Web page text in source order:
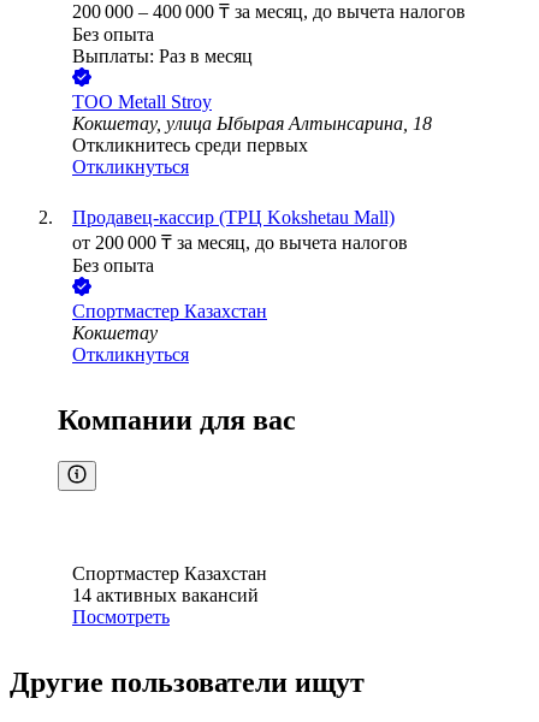
200 000 – 400 000 ₸ за месяц, до вычета налогов
Без опыта
Выплаты: Раз в месяц
ТОО Metall Stroy
Кокшетау, улица Ыбырая Алтынсарина, 18
Откликнитесь среди первых
Откликнуться
Продавец-кассир (ТРЦ Kokshetau Mall)
от 200 000 ₸ за месяц, до вычета налогов
Без опыта
Спортмастер Казахстан
Кокшетау
Откликнуться
Компании для вас
Спортмастер Казахстан
14 активных вакансий
Посмотреть
Другие пользователи ищут